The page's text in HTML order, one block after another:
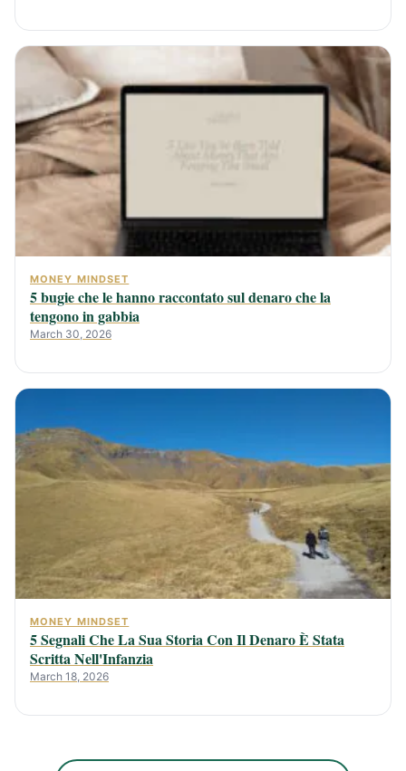
MONEY MINDSET
5 bugie che le hanno raccontato sul denaro che la
tengono in gabbia
March 30, 2026
MONEY MINDSET
5 Segnali Che La Sua Storia Con Il Denaro È Stata
Scritta Nell'Infanzia
March 18, 2026